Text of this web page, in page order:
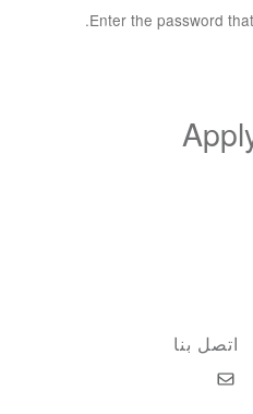
Enter the password
اتصل بنا